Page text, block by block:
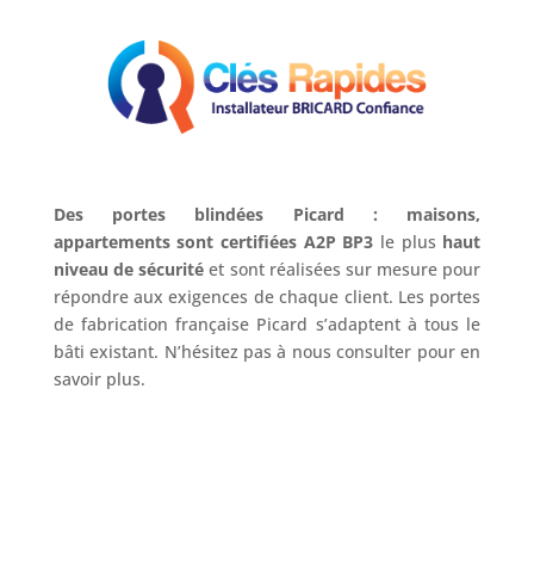
Des portes blindées Picard : maisons,
appartements sont certifiées A2P BP3 le plus haut
niveau de sécurité et sont réalisées sur mesure pour
répondre aux exigences de chaque client. Les portes
de fabrication française Picard s’adaptent à tous le
bâti existant. N’hésitez pas à nous consulter pour en
savoir plus.